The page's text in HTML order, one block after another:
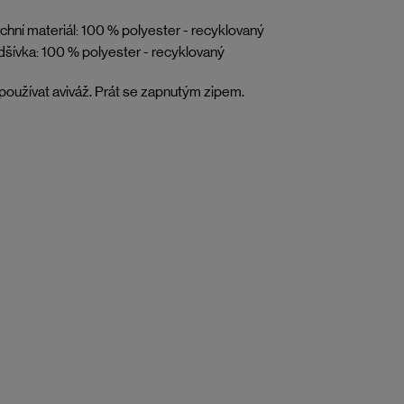
materiál: 100 % polyester - recyklovaný
100 % polyester - recyklovaný
aviváž. Prát se zapnutým zipem.